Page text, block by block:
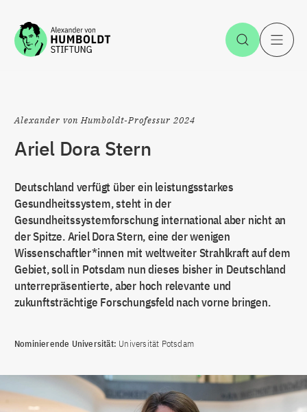
Zum Inhalt springen Suche
Alexander von Humboldt-Professur 2024
Ariel Dora Stern
Deutschland verfügt über ein leistungsstarkes
Gesundheitssystem, steht in der
Gesundheitssystemforschung international aber nicht an
der Spitze. Ariel Dora Stern, eine der wenigen
Wissenschaftler*innen mit weltweiter Strahlkraft auf dem
Gebiet, soll in Potsdam nun dieses bisher in Deutschland
unterrepräsentierte, aber hoch relevante und
zukunftsträchtige Forschungsfeld nach vorne bringen.
Nominierende Universität: Universität Potsdam